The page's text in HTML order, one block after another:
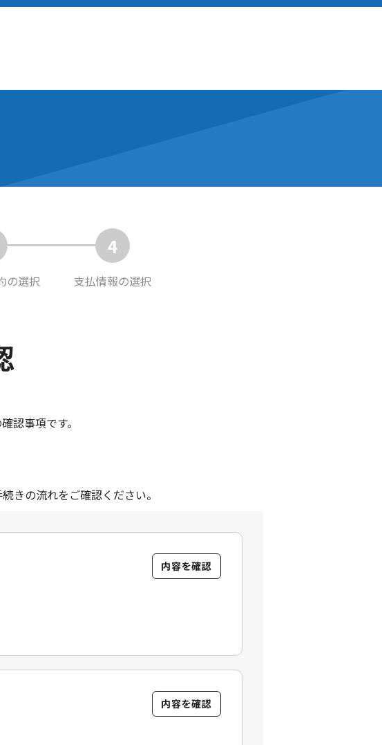
の選択
4
支払情報の選択
認事項です。
きの流れをご確認ください。
内容を確認
内容を確認